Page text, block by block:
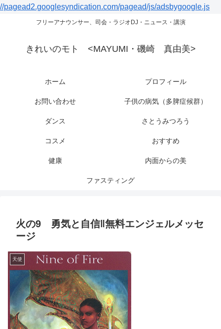
//pagead2.googlesyndication.com/pagead/js/adsbygoogle.js
フリーアナウンサー、司会・ラジオDJ・ニュース・講演
きれいのモト <MAYUMI・磯崎 真由美>
ホーム プロフィール
お問い合わせ 子供の病気（多脾症候群）
ダンス さとうみつろう
コスメ おすすめ
健康 内面からの美
ファスティング
火の9 勇気と自信‖無料エンジェルメッセ
ージ
天使